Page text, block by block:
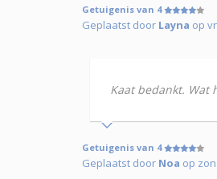
Getuigenis van 4
Geplaatst door Layna op
Kaat bedankt. Wat
Getuigenis van 4
Geplaatst door Noa op